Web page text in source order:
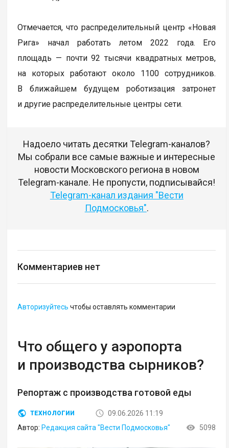
Отмечается, что распределительный центр «Новая
Рига» начал работать летом 2022 года. Его
площадь — почти 92 тысячи квадратных метров,
на которых работают около 1100 сотрудников.
В ближайшем будущем роботизация затронет
и другие распределительные центры сети.
Надоело читать десятки Telegram-каналов?
Мы собрали все самые важные и интересные
новости Московского региона в новом
Telegram-канале. Не пропусти, подписывайся!
Telegram-канал издания "Вести
Подмосковья".
Комментариев нет
Авторизуйтесь чтобы оставлять комментарии
Что общего у аэропорта
и производства сырников?
Репортаж с производства готовой еды
ТЕХНОЛОГИИ
09.06.2026 11:19
Автор: Редакция сайта "Вести Подмосковья" 5098